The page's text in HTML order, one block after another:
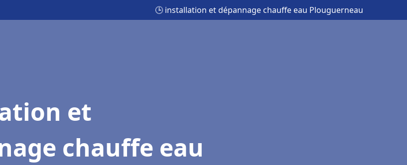
🕒 installation et dépannage chauffe eau Plouguerneau
et
chauffe eau